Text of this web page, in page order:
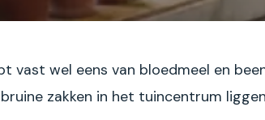
vast wel eens van bloedmeel en
zakken in het tuincentrum